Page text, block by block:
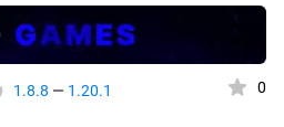
1.8.8 — 1.20.1 0